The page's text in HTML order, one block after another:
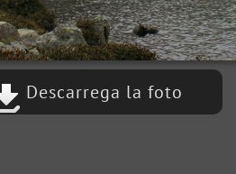
Descarrega la foto